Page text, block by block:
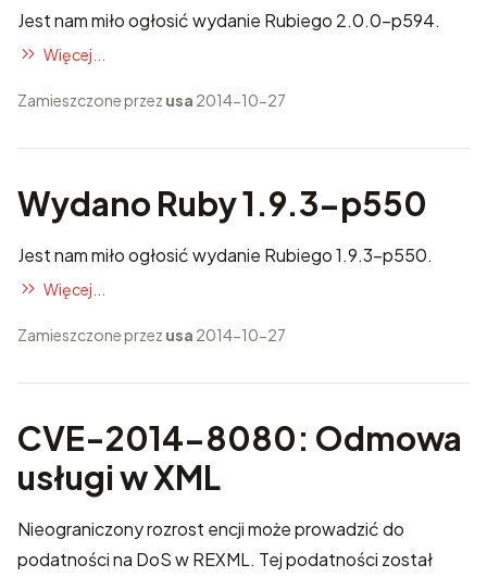
Jest nam miło ogłosić wydanie Rubiego 2.0.0-p594.
Więcej...
Zamieszczone przez usa 2014-10-27
Wydano Ruby 1.9.3-p550
Jest nam miło ogłosić wydanie Rubiego 1.9.3-p550.
Więcej...
Zamieszczone przez usa 2014-10-27
CVE-2014-8080: Odmowa
usługi w XML
Nieograniczony rozrost encji może prowadzić do
podatności na DoS w REXML. Tej podatności został